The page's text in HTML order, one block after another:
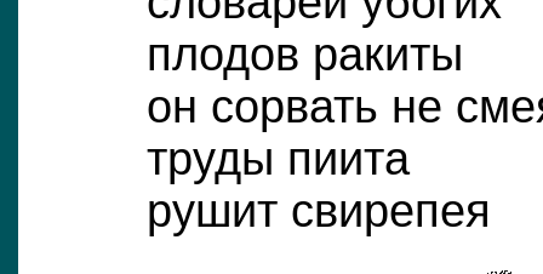
плодов ракиты
он сорвать не
труды пиита
рушит свирепея